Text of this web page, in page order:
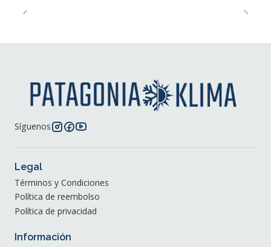
Síguenos
Legal
Términos y Condiciones
Política de reembolso
Política de privacidad
Información